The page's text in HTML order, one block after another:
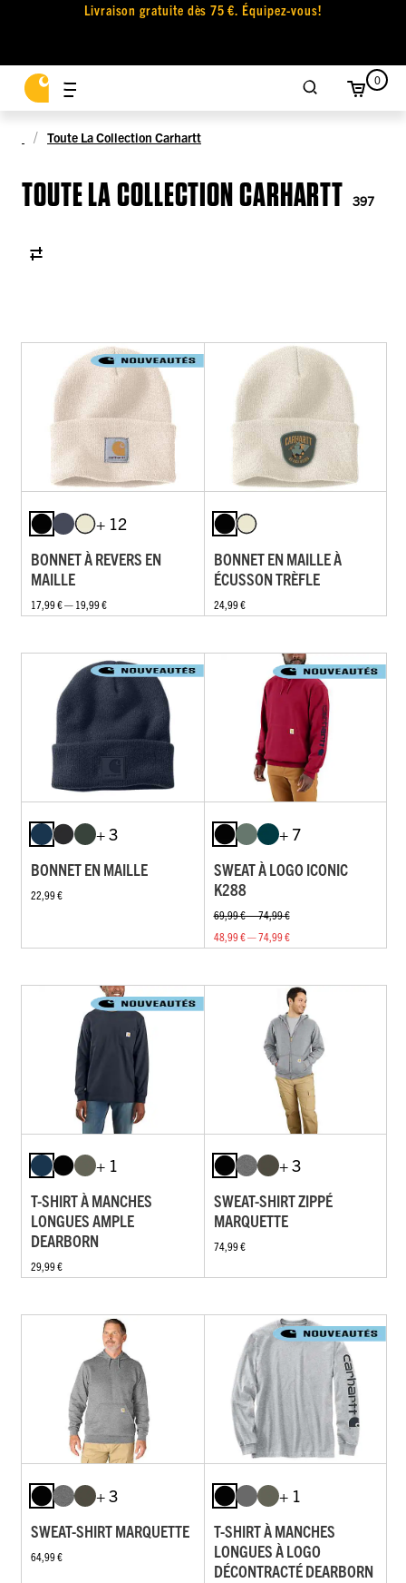
Livraison gratuite dès 75 €. Équipez-vous!
0
Toute La Collection Carhartt
TOUTE LA COLLECTION CARHARTT 397
+ 12
BONNET À REVERS EN
MAILLE
17,99 € — 19,99 €
BONNET EN MAILLE À
ÉCUSSON TRÈFLE
24,99 €
+ 3
BONNET EN MAILLE
22,99 €
+ 7
SWEAT À LOGO ICONIC
K288
69,99 € — 74,99 €
48,99 € — 74,99 €
+ 1
T-SHIRT À MANCHES
LONGUES AMPLE
DEARBORN
29,99 €
+ 3
SWEAT-SHIRT ZIPPÉ
MARQUETTE
74,99 €
+ 3
SWEAT-SHIRT MARQUETTE
64,99 €
+ 1
T-SHIRT À MANCHES
LONGUES À LOGO
DÉCONTRACTÉ DEARBORN